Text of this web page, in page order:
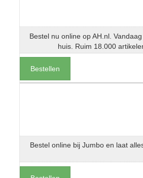
Bestel nu online op AH.nl.
huis. Ruim 18.000
Bestellen
Bestel online bij Jumbo en laat